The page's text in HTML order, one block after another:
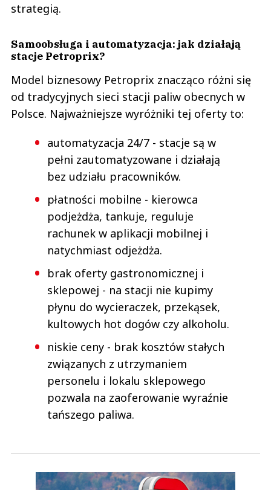
strategią.
Samoobsługa i automatyzacja: jak działają
stacje Petroprix?
Model biznesowy Petroprix znacząco różni się
od tradycyjnych sieci stacji paliw obecnych w
Polsce. Najważniejsze wyróżniki tej oferty to:
automatyzacja 24/7 - stacje są w
pełni zautomatyzowane i działają
bez udziału pracowników.
płatności mobilne - kierowca
podjeżdża, tankuje, reguluje
rachunek w aplikacji mobilnej i
natychmiast odjeżdża.
brak oferty gastronomicznej i
sklepowej - na stacji nie kupimy
płynu do wycieraczek, przekąsek,
kultowych hot dogów czy alkoholu.
niskie ceny - brak kosztów stałych
związanych z utrzymaniem
personelu i lokalu sklepowego
pozwala na zaoferowanie wyraźnie
tańszego paliwa.